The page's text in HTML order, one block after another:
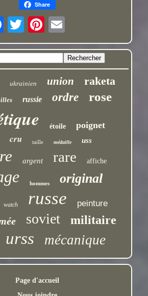
Share
ukrainien union raketa
russie ordre rose
étoile poignet
cru taille médaille uss
argent rare affiche
hommes original
watch russe peinture
soviet militaire
urss mécanique
Page d'accueil